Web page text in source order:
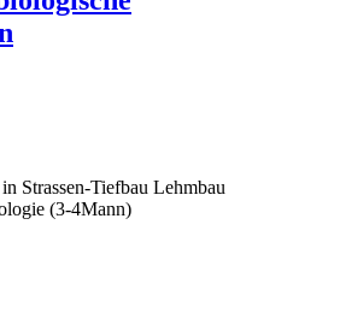
Strassen-Tiefbau Lehmbau
(3-4Mann)